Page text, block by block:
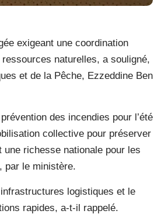
exigeant une coordination
naturelles, a souligné,
et de la Pêche, Ezzeddine Ben
des incendies pour l’été
collective pour préserver
une richesse nationale pour les
par le ministère.
logistiques et le
rapides, a-t-il rappelé.